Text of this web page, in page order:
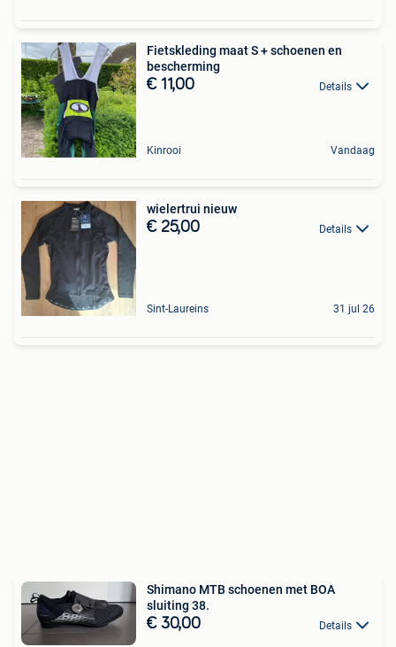
Fietskleding maat S + schoenen en
bescherming
€ 11,00 Details
Kinrooi Vandaag
wielertrui nieuw
€ 25,00 Details
Sint-Laureins 31 jul 26
Shimano MTB schoenen met BOA
sluiting 38.
€ 30,00 Details